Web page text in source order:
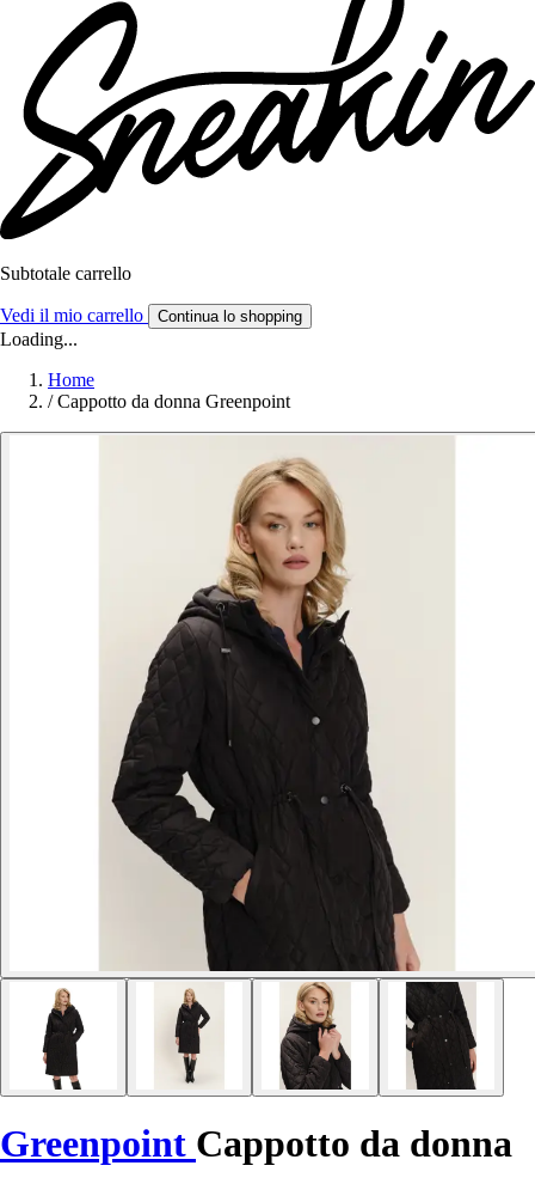
Subtotale carrello
Vedi il mio carrello Continua lo shopping
Loading...
Home
/ Cappotto da donna Greenpoint
Greenpoint Cappotto da donna